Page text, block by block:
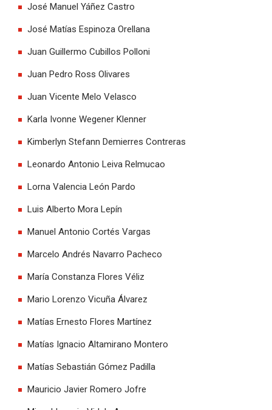
José Manuel Yáñez Castro
José Matías Espinoza Orellana
Juan Guillermo Cubillos Polloni
Juan Pedro Ross Olivares
Juan Vicente Melo Velasco
Karla Ivonne Wegener Klenner
Kimberlyn Stefann Demierres Contreras
Leonardo Antonio Leiva Relmucao
Lorna Valencia León Pardo
Luis Alberto Mora Lepín
Manuel Antonio Cortés Vargas
Marcelo Andrés Navarro Pacheco
María Constanza Flores Véliz
Mario Lorenzo Vicuña Álvarez
Matías Ernesto Flores Martínez
Matías Ignacio Altamirano Montero
Matías Sebastián Gómez Padilla
Mauricio Javier Romero Jofre